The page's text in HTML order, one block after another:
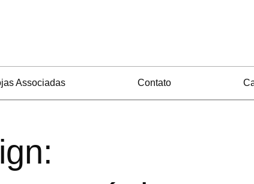
Associadas Contato